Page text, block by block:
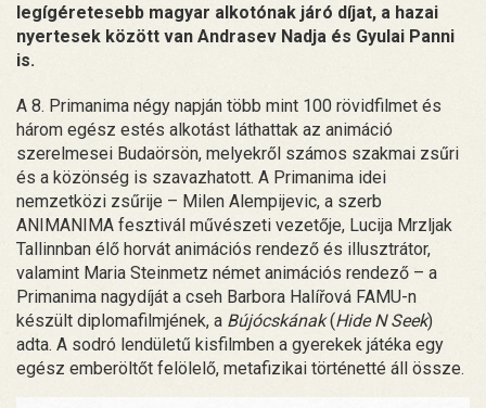
legígéretesebb magyar alkotónak járó díjat, a hazai
nyertesek között van Andrasev Nadja és Gyulai Panni
is.
A 8. Primanima négy napján több mint 100 rövidfilmet és
három egész estés alkotást láthattak az animáció
szerelmesei Budaörsön, melyekről számos szakmai zsűri
és a közönség is szavazhatott. A Primanima idei
nemzetközi zsűrije – Milen Alempijevic, a szerb
ANIMANIMA fesztivál művészeti vezetője, Lucija Mrzljak
Tallinnban élő horvát animációs rendező és illusztrátor,
valamint Maria Steinmetz német animációs rendező – a
Primanima nagydíját a cseh Barbora Halířová FAMU-n
készült diplomafilmjének, a Bújócskának(Hide N Seek)
adta. A sodró lendületű kisfilmben a gyerekek játéka egy
egész emberöltőt felölelő, metafizikai történetté áll össze.